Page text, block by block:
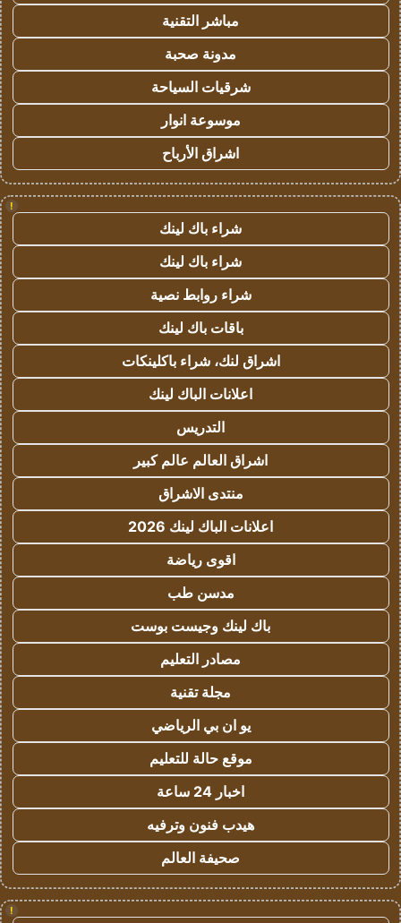
مباشر التقنية
مدونة صحبة
شرقيات السياحة
موسوعة انوار
اشراق الأرباح
!
شراء باك لينك
شراء باك لينك
شراء روابط نصية
باقات باك لينك
اشراق لنك، شراء باكلينكات
اعلانات الباك لينك
التدريس
اشراق العالم عالم كبير
منتدى الاشراق
اعلانات الباك لينك 2026
اقوى رياضة
مدسن طب
باك لينك وجيست بوست
مصادر التعليم
مجلة تقنية
يو ان بي الرياضي
موقع حالة للتعليم
اخبار 24 ساعة
هيدب فنون وترفيه
صحيفة العالم
!